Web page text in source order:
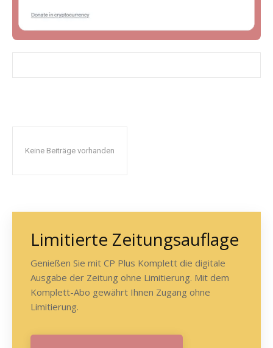
Keine Beiträge vorhanden
Limitierte Zeitungsauflage
Genießen Sie mit CP Plus Komplett die digitale
Ausgabe der Zeitung ohne Limitierung. Mit dem
Komplett-Abo gewährt Ihnen Zugang ohne
Limitierung.